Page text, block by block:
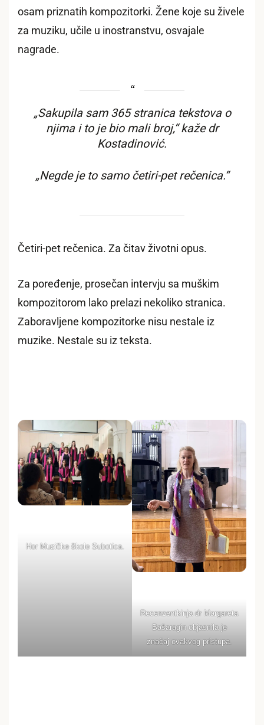
osam priznatih kompozitorki. Žene koje su živele
za muziku, učile u inostranstvu, osvajale
nagrade.
„Sakupila sam 365 stranica tekstova o
njima i to je bio mali broj,“ kaže dr
Kostadinović.
„Negde je to samo četiri-pet rečenica.“
Četiri-pet rečenica. Za čitav životni opus.
Za poređenje, prosečan intervju sa muškim
kompozitorom lako prelazi nekoliko stranica.
Zaboravljene kompozitorke nisu nestale iz
muzike. Nestale su iz teksta.
Hor Muzičke škole Subotica.
Recenzentkinja dr Margareta
Bašaragin objasnila je
značaj ovakvog pristupa.